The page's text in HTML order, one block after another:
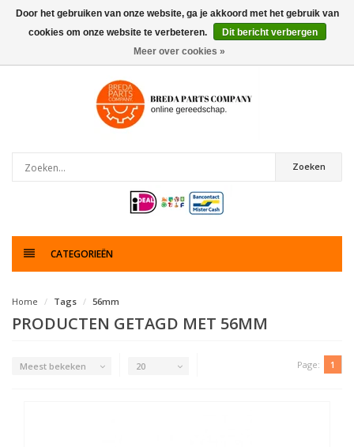
0artikelen
Zoeken
CATEGORIEËN
Home Tags 56mm
PRODUCTEN GETAGD MET 56MM
Meest bekeken 20 Page: 1
Door het gebruiken van onze website, ga je akkoord met het gebruik van
cookies om onze website te verbeteren.
Dit bericht verbergen
Meer over cookies »